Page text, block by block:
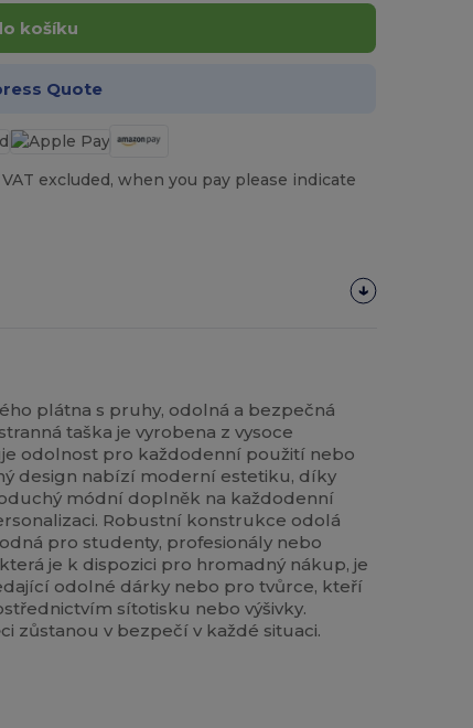
košíku
Quote
excluded, when you pay please indicate
plátna s pruhy, odolná a bezpečná
taška je vyrobena z vysoce
odolnost pro každodenní použití nebo
design nabízí moderní estetiku, díky
módní doplněk na každodenní
Robustní konstrukce odolá
pro studenty, profesionály nebo
je k dispozici pro hromadný nákup, je
odolné dárky nebo pro tvůrce, kteří
sítotisku nebo výšivky.
zůstanou v bezpečí v každé situaci.